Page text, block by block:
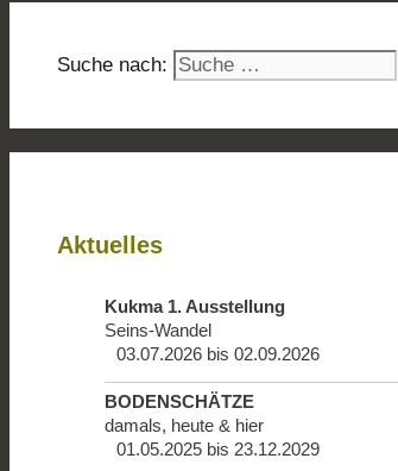
Suche nach:
Aktuelles
Kukma 1. Ausstellung
Seins-Wandel
03.07.2026 bis 02.09.2026
BODENSCHÄTZE
damals, heute & hier
01.05.2025 bis 23.12.2029